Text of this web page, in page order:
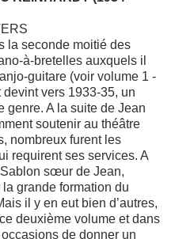
la seconde moitié des
à-bretelles auxquels il
guitare (voir volume 1 -
vers 1933-35, un
genre. A la suite de Jean
soutenir au théâtre
nombreux furent les
requirent ses services. A
sœur de Jean,
grande formation du
il y en eut bien d’autres,
deuxième volume et dans
de donner un